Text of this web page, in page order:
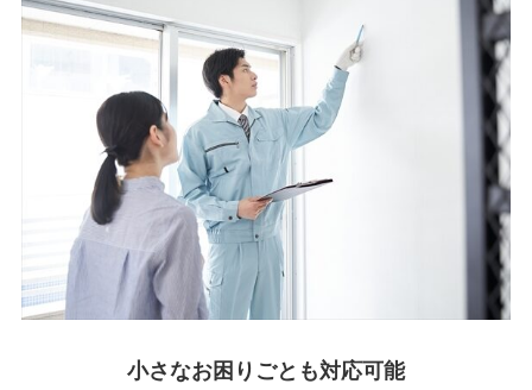
小さなお困りごとも対応可能